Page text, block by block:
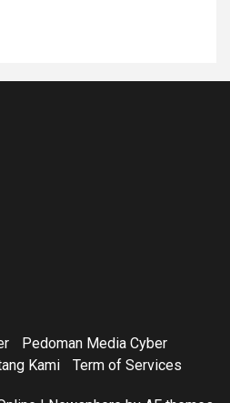
Pedoman Media Cyber
Kami Term of Services